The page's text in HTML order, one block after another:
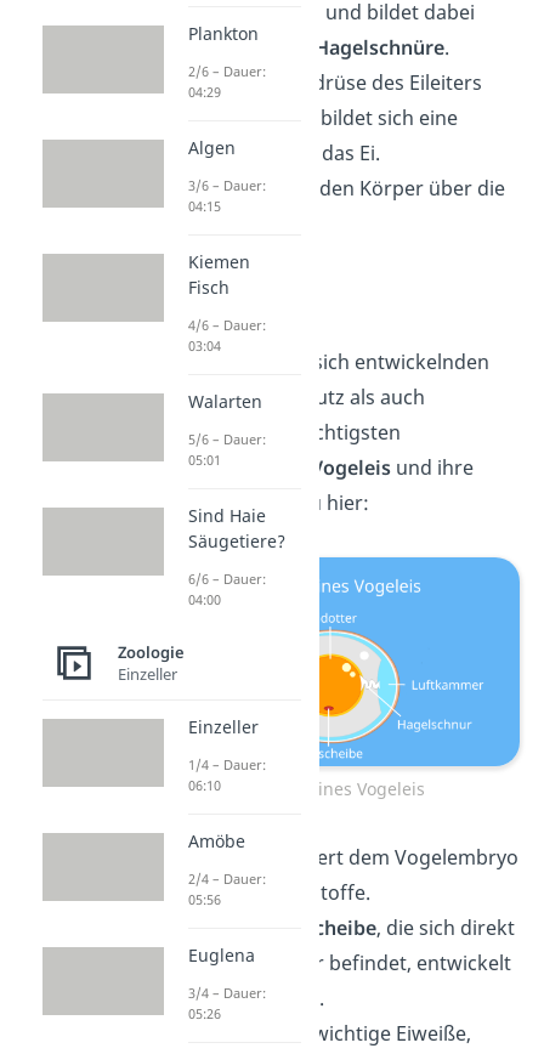
Eileiter entlang und bildet dabei
Eiklarund die Hagelschnüre.
In der Schalendrüse des Eileiters
angekommen, bildet sich eine
Kalkschale
um das Ei.
Das Ei verlässt den Körper über die
Aufbau Ei
Das Ei bietet dem sich entwickelnden
Küken sowohl Schutz als auch
Nährstoffe. Die wichtigsten
Bestandteile des Vogeleis und ihre
Funktion
siehst du hier:
Aufbau eines Vogeleis
liefert dem Vogelembryo
wichtige Nährstoffe.
Keimscheibe, die sich direkt
auf dem Dotter befindet, entwickelt
sich das Küken.
sind wichtige Eiweiße,
Plankton
2/6 – Dauer:
04:29
Algen
3/6 – Dauer:
04:15
Kiemen
Fisch
4/6 – Dauer:
03:04
Walarten
5/6 – Dauer:
05:01
Sind Haie
Säugetiere?
6/6 – Dauer:
04:00
Zoologie
Einzeller
Einzeller
1/4 – Dauer:
06:10
Amöbe
2/4 – Dauer:
05:56
Euglena
3/4 – Dauer:
05:26